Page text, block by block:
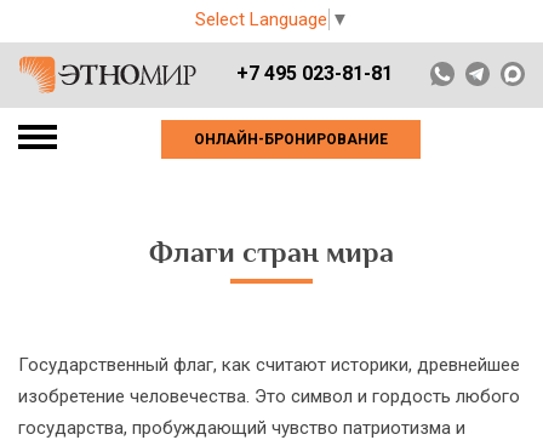
Select Language ▼
+7 495 023-81-81
ОНЛАЙН-БРОНИРОВАНИЕ
Флаги стран мира
Государственный флаг, как считают историки, древнейшее
изобретение человечества. Это символ и гордость любого
государства, пробуждающий чувство патриотизма и